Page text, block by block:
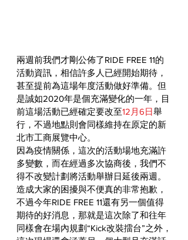
兩週前我們才剛公佈了RIDE FREE 11的
活動資訊，相信許多人已經開始期待，
甚至提前為這場年度活動做好準備。但
是誠如2020年是個充滿變化的一年，目
前這場活動已經確定要改至12月6日舉
行，不過地點則會同樣維持在原定的新
北市工商展覽中心。
因為疫情關係，這次的活動場地充滿許
多變數，而在經過多次協商後，我們不
得不改變計劃將活動舉辦日延後兩週。
造成大家的困擾與不便真的非常抱歉，
不過今年RIDE FREE 11還有另一個值得
期待的好消息，那就是這次除了和往年
同樣會在場內規劃“Kick改裝擂台”之外，